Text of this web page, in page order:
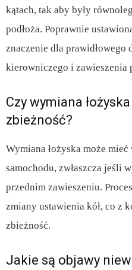
kątach, tak aby były
podłoża. Poprawnie
znaczenie dla prawidłowego
kierowniczego i zawieszenia
Czy wymiana
zbieżność?
Wymiana łożyska może mieć
samochodu, zwłaszcza jeśli
przednim zawieszeniu.
zmiany ustawienia kół, co z
zbieżność.
Jakie są objawy